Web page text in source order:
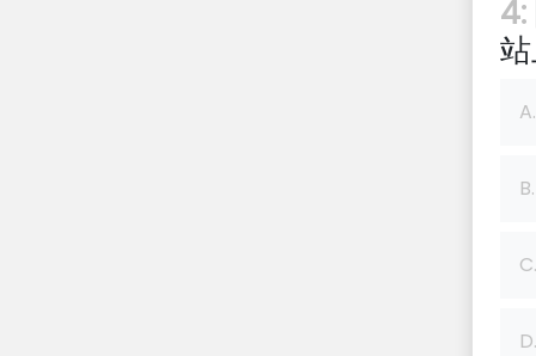
4:
A.
B.
C.
D.